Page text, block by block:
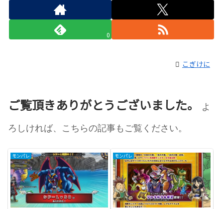
0
こぎけに
ご覧頂きありがとうございました。
よ
ろしければ、こちらの記事もご覧ください。
モンパレ モンパレ